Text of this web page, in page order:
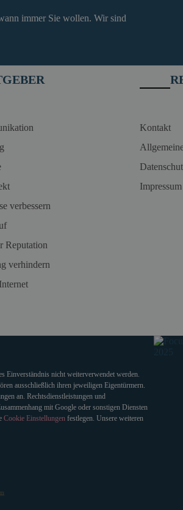
immer Sie wollen. Wir sind
verbessern
Reputation
verhindern
Kontakt
Impressum
Einverständnis nicht weiterverwendet werden.
ausschließlich ihren jeweiligen Eigentürmern.
an. Rechtsdienstleistungen und
mit Google oder sonstigen Diensten
Cookie Einstellungen festlegen. Unsere weiteren